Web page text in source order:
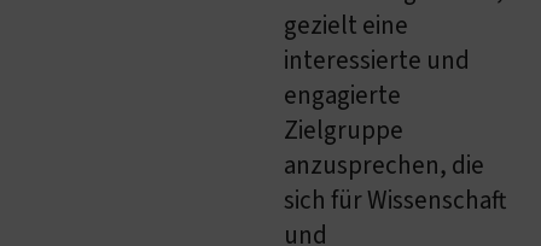
gezielt eine
interessierte und
engagierte
Zielgruppe
anzusprechen, die
sich für Wissenschaft
und